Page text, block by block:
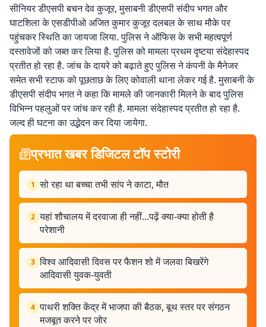
सीनियर डीएसपी बचन देव कुजूर, मुसाबनी डीएसपी संदीप भगत और
घाटशिला के एसडीपीओ अजित कुमार कुजूर दलबल के साथ मौके पर
पहुंचकर स्थिति का जायजा लिया. पुलिस ने ऑफिस के सभी महत्वपूर्ण
दस्तावेजों को जब्त कर लिया है. पुलिस को मामला प्रथम दृष्टया संदेहास्पद
प्रतीत हो रहा है. जांच के दायरे को बढ़ाते हुए पुलिस ने कंपनी के मैनेजर
समेत सभी स्टाफ को पूछताछ के लिए कोवाली थाना लेकर गई है. मुसाबनी के
डीएसपी संदीप भगत ने कहा कि मामले की जानकारी मिलने के बाद पुलिस
विभिन्न पहलुओं पर जांच कर रही है. मामला संदेहास्पद प्रतीत हो रहा है.
जल्द ही घटना का उद्भेदन कर दिया जायेगा.
प्रभात खबर डिजिटल टॉप स्टोरी
1 सो रहा था बच्चा तभी सांप ने काटा, मौत
2 यहां शौचालय में दरवाजा ही नहीं...पढ़ें क्या-क्या होती है
परेशानी
3 विश्व आदिवासी दिवस पर फैशन शो में जलवा बिखरेंगे
आदिवासी युवक-युवती
4 पाथरी शक्ति केंद्र में भाजपा की बैठक, बूथ स्तर पर संगठन
मजबूत करने पर जोर